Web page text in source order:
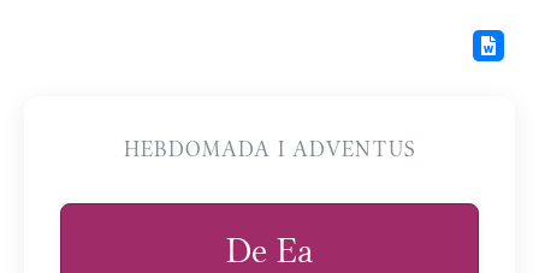
HEBDOMADA I ADVENTUS
De Ea